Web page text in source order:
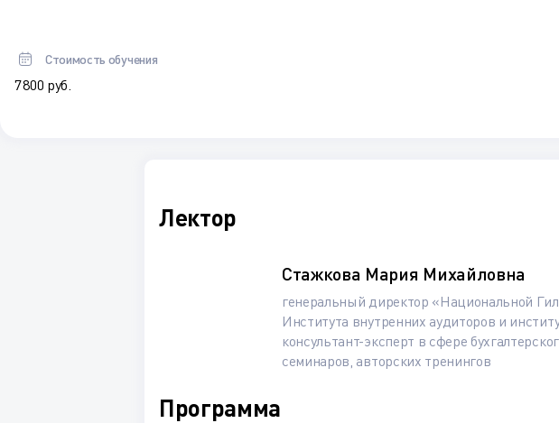
Стоимость обучения
7 800 руб.
Лектор
Стажкова Мария Михайловна
генеральный директор «Национальной
Института внутренних аудиторов и
консультант-эксперт в сфере
семинаров, авторских тренингов
Программа